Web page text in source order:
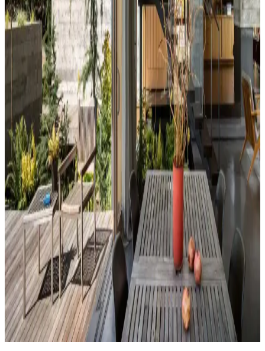
Perde Rengine Uyumlu Nevresim Seçimi: Renk ve
Desenlerle Dekorasyonda Denge Sağlama
Perde ve nevresim uyumu, krem ve magnolia tonlarındaki odalarda
mekanın estetiğini artırır. Kırmızı, kahverengi ve turuncu tonlarıyla
uyumlu renk ve desen önerileri sunulmaktadır.
Ev Dekorasyonunda Denge ve Fonksiyonellik: Renk
Uyumu, Mobilya Yerleşimi ve Estetik İncelemesi
Reddit tartışması üzerinden ev dekorasyonunda renk uyumu,
mobilya yerleşimi ve aksesuar dengesi gibi unsurların yaşam
alanlarının estetik ve fonksiyonelliğini nasıl etkilediği inceleniyor.
Hermes Dekor Ürünleri İncelemesi: Ella'dan
Alışveriş ve Ürün Kalitesi Değerlendirmesi
Ella satıcısından alınan Hermes dekor ürünleri, yüksek deri kalitesi
ve detaylı işçiliğiyle öne çıkıyor. Ürünlerin boyutları beklentileri
aşarken, fiyat ve orijinallik tartışmaları da dikkat çekiyor.
Veranda Dekorasyonunda Bitki Seçimi, Aydınlatma
ve Mobilya Düzenlemeleriyle Estetik İyileştirme
Yöntemleri
Veranda dekorasyonunda bitkiler, halılar, aydınlatma ve mobilyaların
uyumlu kullanımı mekânı daha davetkâr ve fonksiyonel kılar. Doğru
seçimler verandanın atmosferini ve dış görünümünü güçlendirir.